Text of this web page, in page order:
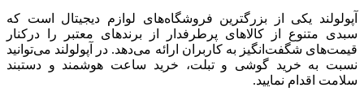
یکی از بزرگترین فروشگاه‌های لوازم دیجیتال است که
متنوع از کالاهای پرطرفدار از برندهای معتبر را درکنار
شگفت‌انگیز به کاربران ارائه می‌دهد. در آپولولند می‌توانید
به خرید گوشی و تبلت، خرید ساعت هوشمند و دستبند
اقدام نمایید.